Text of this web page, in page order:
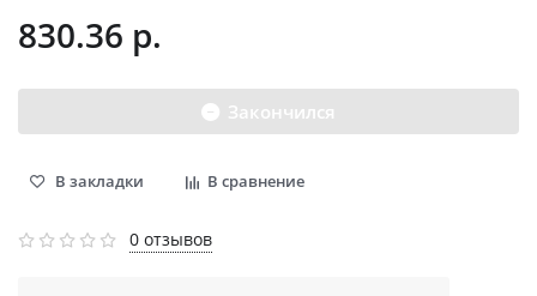
830.36 р.
Закончился
В закладки В сравнение
0 отзывов